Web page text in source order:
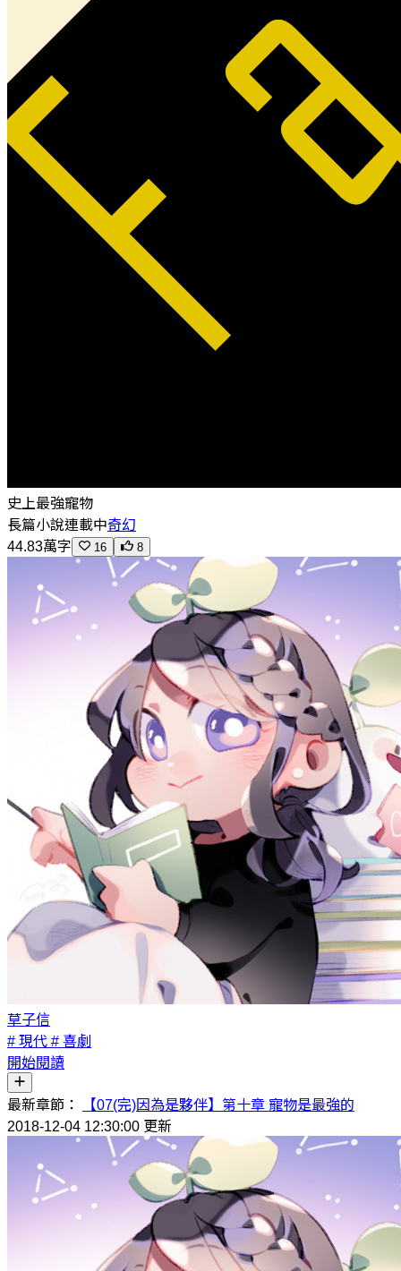
史上最強寵物
長篇小說連載中奇幻
44.83萬字
16 8
草子信
# 現代 # 喜劇
開始閱讀
最新章節：
【07(完)因為是夥伴】第十章 寵物是最強的
2018-12-04 12:30:00 更新